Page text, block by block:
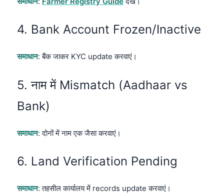
4. Bank Account Frozen/Inactive
समाधान: बैंक जाकर KYC update करवाएं।
5. नाम में Mismatch (Aadhaar vs
Bank)
समाधान: दोनों में नाम एक जैसा करवाएं।
6. Land Verification Pending
समाधान: तहसील कार्यालय में records update करवाएं।